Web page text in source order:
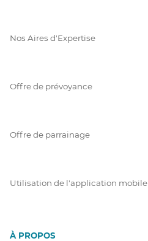
Nos Aires d'Expertise
Offre de prévoyance
Offre de parrainage
Utilisation de l'application mobile
À PROPOS